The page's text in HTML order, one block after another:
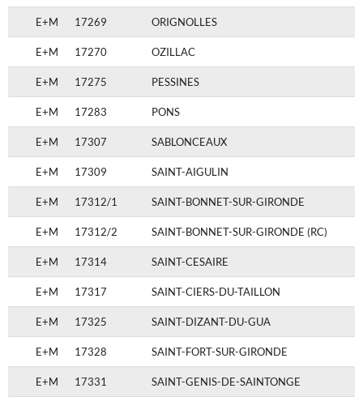
E+M 17269 ORIGNOLLES
E+M 17270 OZILLAC
E+M 17275 PESSINES
E+M 17283 PONS
E+M 17307 SABLONCEAUX
E+M 17309 SAINT-AIGULIN
E+M 17312/1 SAINT-BONNET-SUR-GIRONDE
E+M 17312/2 SAINT-BONNET-SUR-GIRONDE (RC)
E+M 17314 SAINT-CESAIRE
E+M 17317 SAINT-CIERS-DU-TAILLON
E+M 17325 SAINT-DIZANT-DU-GUA
E+M 17328 SAINT-FORT-SUR-GIRONDE
E+M 17331 SAINT-GENIS-DE-SAINTONGE